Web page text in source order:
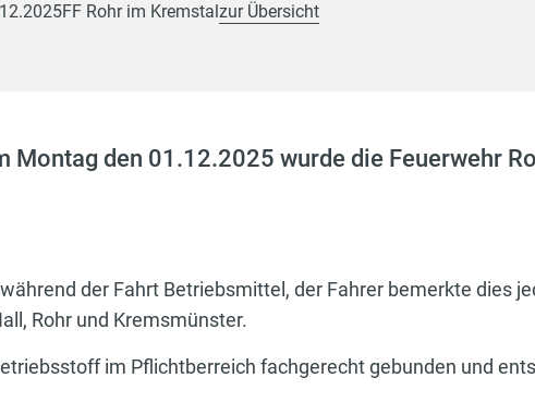
FF Rohr im Kremstal zur Übersicht
Montag den 01.12.2025 wurde die Feuerwehr
der Fahrt Betriebsmittel, der Fahrer bemerkte dies
Rohr und Kremsmünster.
im Pflichtberreich fachgerecht gebunden und